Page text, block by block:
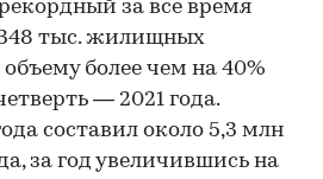
за все время
тыс. жилищных
более чем на 40%
— 2021 года.
составил около 5,3 млн
за год увеличившись на